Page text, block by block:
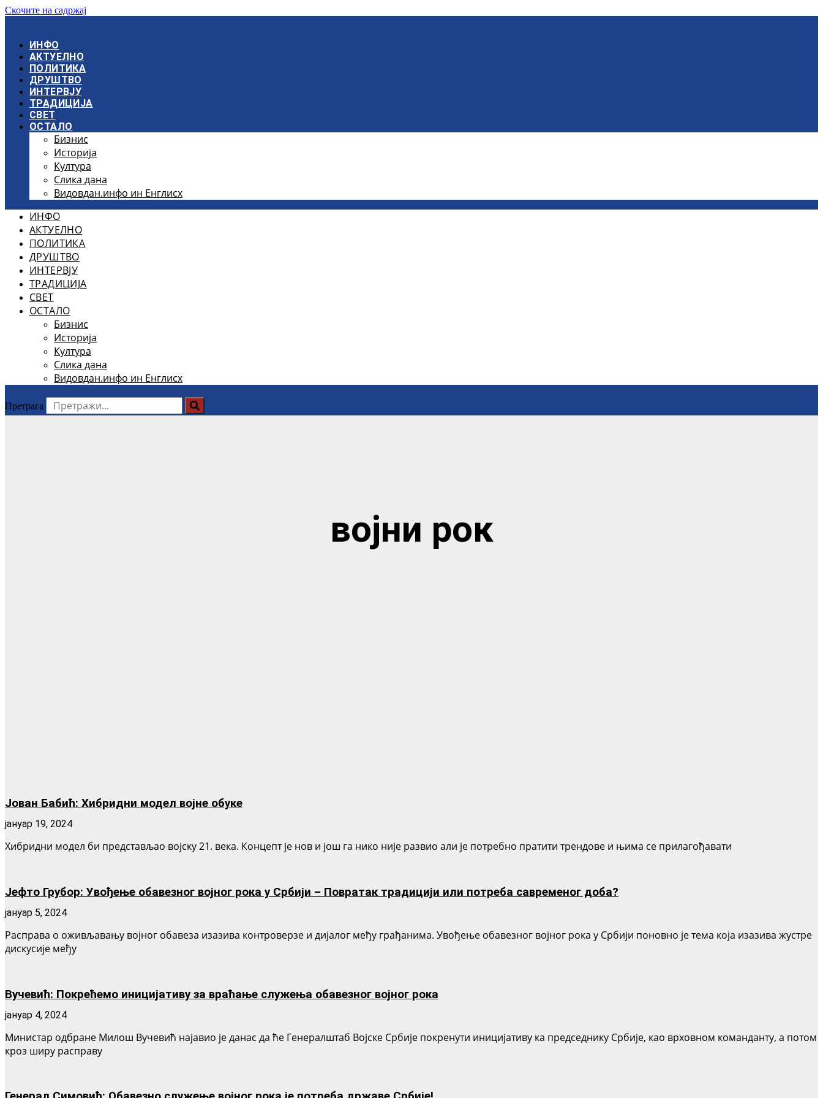
Скочите на садржај
ИНФО
АКТУЕЛНО
ПОЛИТИКА
ДРУШТВО
ИНТЕРВЈУ
ТРАДИЦИЈА
СВЕТ
ОСТАЛО
Бизнис
Историја
Култура
Слика дана
Видовдан.инфо ин Енглисх
ИНФО
АКТУЕЛНО
ПОЛИТИКА
ДРУШТВО
ИНТЕРВЈУ
ТРАДИЦИЈА
СВЕТ
ОСТАЛО
Бизнис
Историја
Култура
Слика дана
Видовдан.инфо ин Енглисх
Претрага
војни рок
Јован Бабић: Хибридни модел војне обуке
јануар 19, 2024
Хибридни модел би представљао војску 21. века. Концепт је нов и још га нико није развио али је потребно пратити трендове и њима се прилагођавати
Јефто Грубор: Увођење обавезног војног рока у Србији – Повратак традицији или потреба савременог доба?
јануар 5, 2024
Расправа о оживљавању војног обавеза изазива контроверзе и дијалог међу грађанима. Увођење обавезног војног рока у Србији поновно је тема која изазива жустре
дискусије међу
Вучевић: Покрећемо иницијативу за враћање служења обавезног војног рока
јануар 4, 2024
Министар одбране Милош Вучевић најавио је данас да ће Генералштаб Војске Србије покренути иницијативу ка председнику Србије, као врховном команданту, а потом
кроз ширу расправу